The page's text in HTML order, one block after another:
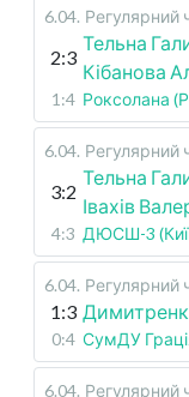
6.04. Регулярний
2:3
Тельна
Кібанова
1:4 Роксолана
6.04. Регулярний
3:2
Тельна
Івахів
4:3 ДЮСШ-3
6.04. Регулярний
1:3
0:4 СумДУ
6.04. Регулярний